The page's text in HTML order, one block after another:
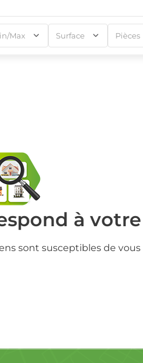
Max Surface Pièces
à
sont susceptibles de